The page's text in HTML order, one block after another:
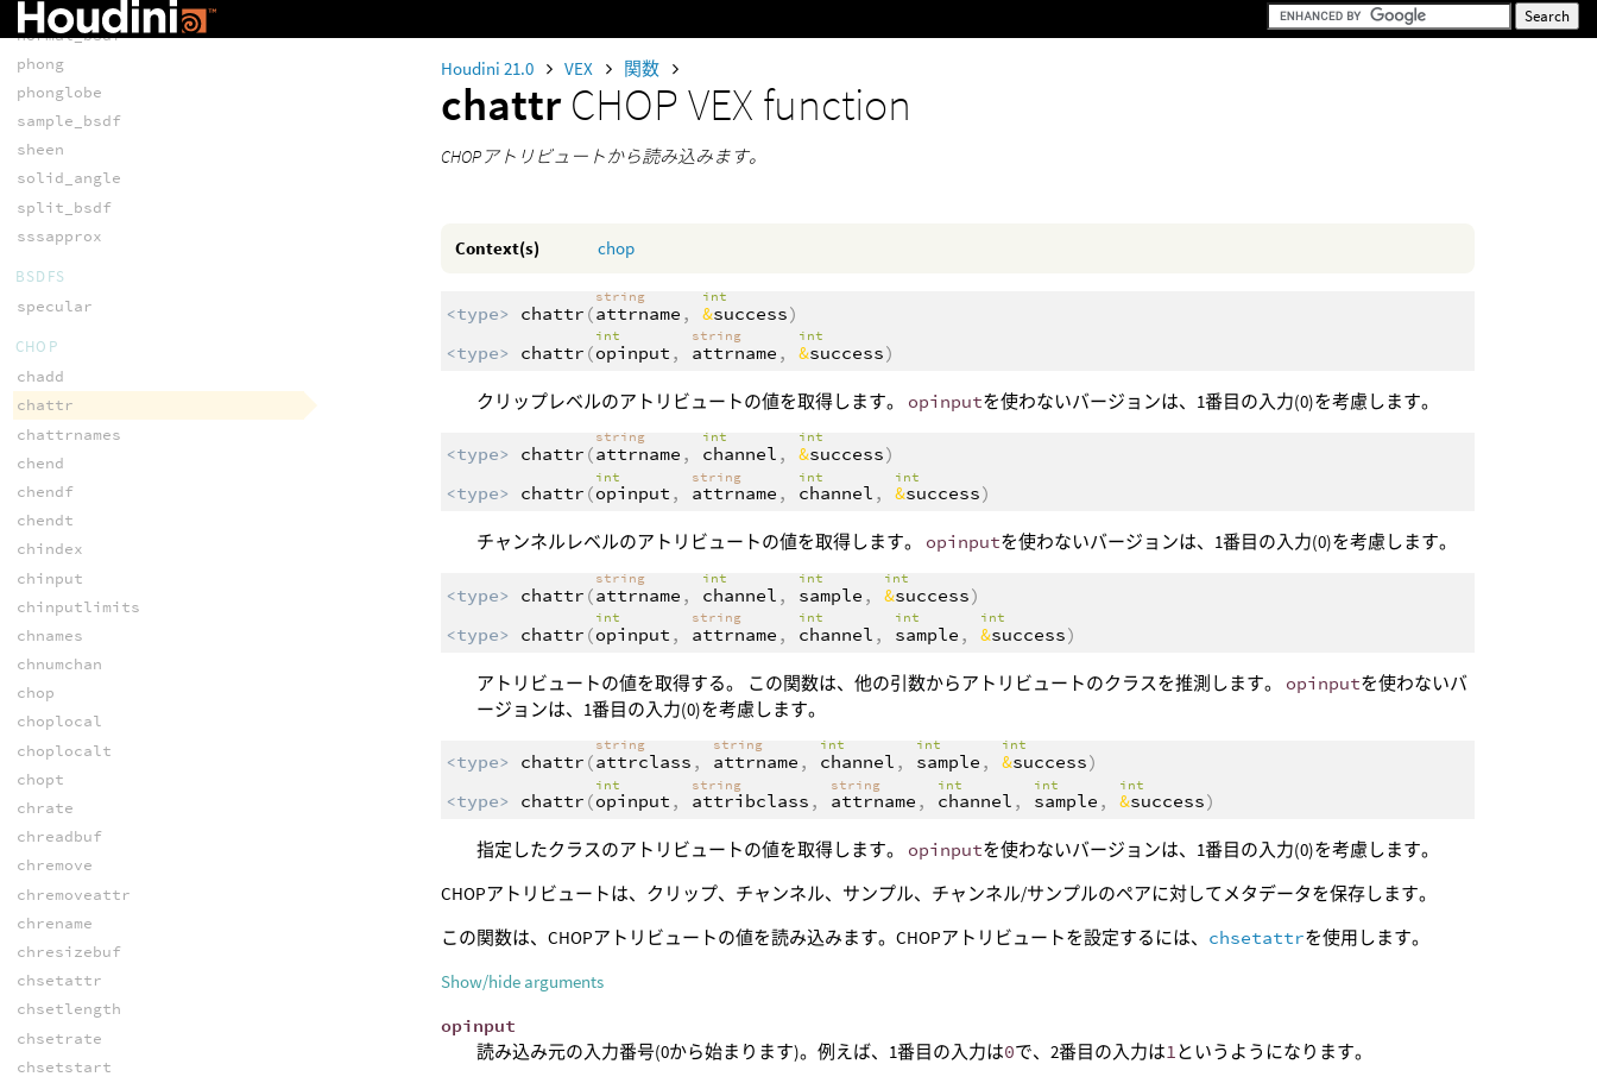
Houdini 21.0 VEX 関数
chattrCHOP VEX function
CHOPアトリビュートから読み込みます。
Context(s) chop
<type> chattr (
string
attrname ,
int
&success)
<type> chattr (
int
opinput ,
string
attrname ,
int
&success)
クリップレベルのアトリビュートの値を取得します。 opinputを使わないバージョンは、1番目の入力(0)を考慮します。
<type> chattr (
string
attrname ,
int
channel ,
int
&success)
<type> chattr (
int
opinput ,
string
attrname ,
int
channel ,
int
&success)
チャンネルレベルのアトリビュートの値を取得します。 opinputを使わないバージョンは、1番目の入力(0)を考慮します。
<type> chattr (
string
attrname ,
int
channel ,
int
sample ,
int
&success)
<type> chattr (
int
opinput ,
string
attrname ,
int
channel ,
int
sample ,
int
&success)
アトリビュートの値を取得する。 この関数は、他の引数からアトリビュートのクラスを推測します。 opinputを使わないバ
ージョンは、1番目の入力(0)を考慮します。
<type> chattr (
string
attrclass ,
string
attrname ,
int
channel ,
int
sample ,
int
&success)
<type> chattr (
int
opinput ,
string
attribclass ,
string
attrname ,
int
channel ,
int
sample ,
int
&success)
指定したクラスのアトリビュートの値を取得します。 opinputを使わないバージョンは、1番目の入力(0)を考慮します。
CHOPアトリビュートは、クリップ、チャンネル、サンプル、チャンネル/サンプルのペアに対してメタデータを保存します。
この関数は、CHOPアトリビュートの値を読み込みます。CHOPアトリビュートを設定するには、 chsetattrを使用します。
Show/hide arguments
opinput
読み込み元の入力番号(0から始まります)。例えば、1番目の入力は0で、2番目の入力は1というようになります。
medulla_henyeygreenstein
normal_bsdf
phong
phonglobe
sample_bsdf
sheen
solid_angle
split_bsdf
sssapprox
BSDFS
specular
CHOP
chadd
chattr
chattrnames
chend
chendf
chendt
chindex
chinput
chinputlimits
chnames
chnumchan
chop
choplocal
choplocalt
chopt
chrate
chreadbuf
chremove
chremoveattr
chrename
chresizebuf
chsetattr
chsetlength
chsetrate
chsetstart